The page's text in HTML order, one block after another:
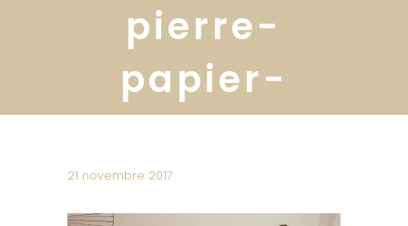
pierre-
papier-
ciseaux36
21 novembre 2017